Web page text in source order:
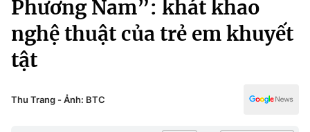
Xã hội
Truyền hình
Văn hóa - Giải trí
Y tế
Giáo dục
Phương Nam”: khát khao
nghệ thuật của trẻ em khuyết
tật
Thu Trang - Ảnh: BTC